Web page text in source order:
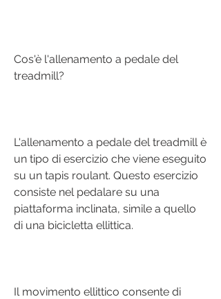
Cos'è l'allenamento a pedale del
treadmill?
L'allenamento a pedale del treadmill è
un tipo di esercizio che viene eseguito
su un tapis roulant. Questo esercizio
consiste nel pedalare su una
piattaforma inclinata, simile a quello
di una bicicletta ellittica.
Il movimento ellittico consente di